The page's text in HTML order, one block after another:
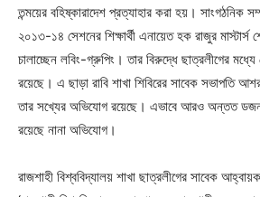
তন্ময়ের বহিষ্কারাদেশ প্রত্যাহার করা হয়। সাংগঠনিক
২০১৩-১৪ সেশনের শিক্ষার্থী এনায়েত হক রাজুর মাস্টার্স
চালাচ্ছেন লবিং-গ্রুপিং। তার বিরুদ্ধে ছাত্রলীগের
রয়েছে। এ ছাড়া রাবি শাখা শিবিরের সাবেক সভাপতি
তার সখ্যের অভিযোগ রয়েছে। এভাবে আরও অন্তত
রয়েছে নানা অভিযোগ।
রাজশাহী বিশ্ববিদ্যালয় শাখা ছাত্রলীগের সাবেক